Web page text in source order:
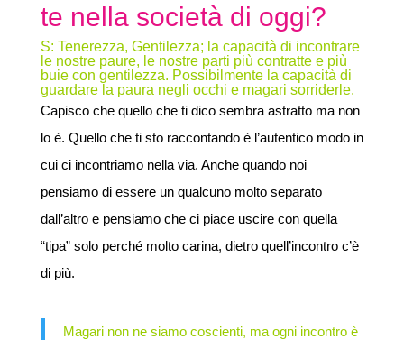
te nella società di oggi?
S: Tenerezza, Gentilezza; la capacità di incontrare
le nostre paure, le nostre parti più contratte e più
buie con gentilezza. Possibilmente la capacità di
guardare la paura negli occhi e magari sorriderle.
Capisco che quello che ti dico sembra astratto ma non
lo è. Quello che ti sto raccontando è l’autentico modo in
cui ci incontriamo nella via. Anche quando noi
pensiamo di essere un qualcuno molto separato
dall’altro e pensiamo che ci piace uscire con quella
“tipa” solo perché molto carina, dietro quell’incontro c’è
di più.
Magari non ne siamo coscienti, ma ogni incontro è